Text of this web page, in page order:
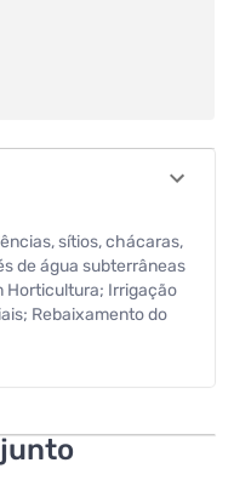
sítios, chácaras,
de água subterrâneas
Horticultura; Irrigação
Rebaixamento do
de Águas); Fontes.
de Poeiras.Poços de 4
proteção térmica